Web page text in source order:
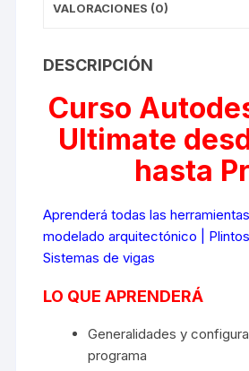
VALORACIONES (0)
DESCRIPCIÓN
Curso
Ultimate
hasta
Aprenderá todas las
modelado arquitectónico | Plintos
Sistemas de vigas
LO QUE APRENDERÁ
Generalidades y
programa